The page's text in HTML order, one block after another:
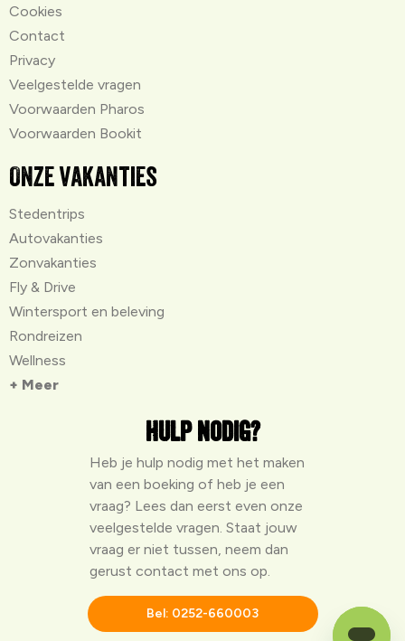
Cookies
Contact
Privacy
Veelgestelde vragen
Voorwaarden Pharos
Voorwaarden Bookit
Onze vakanties
Stedentrips
Autovakanties
Zonvakanties
Fly & Drive
Wintersport en beleving
Rondreizen
Wellness
+ Meer
Hulp nodig?
Heb je hulp nodig met het maken
van een boeking of heb je een
vraag? Lees dan eerst even onze
veelgestelde vragen. Staat jouw
vraag er niet tussen, neem dan
gerust contact met ons op.
Bel: 0252-660003